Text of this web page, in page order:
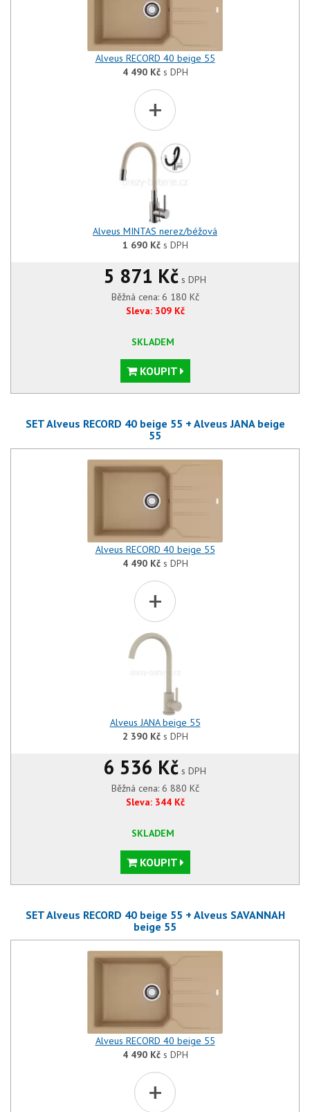
Alveus RECORD 40 beige 55
4 490 Kčs DPH
+
Alveus MINTAS nerez/béžová
1 690 Kčs DPH
5 871 Kč s DPH
Běžná cena: 6 180 Kč
Sleva: 309 Kč
SKLADEM
KOUPIT
SET Alveus RECORD 40 beige 55 + Alveus JANA beige
55
Alveus RECORD 40 beige 55
4 490 Kčs DPH
+
Alveus JANA beige 55
2 390 Kčs DPH
6 536 Kč s DPH
Běžná cena: 6 880 Kč
Sleva: 344 Kč
SKLADEM
KOUPIT
SET Alveus RECORD 40 beige 55 + Alveus SAVANNAH
beige 55
Alveus RECORD 40 beige 55
4 490 Kčs DPH
+